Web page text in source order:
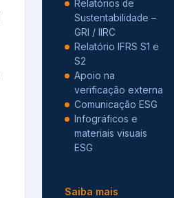
Relatórios de
Sustentabilidade –
GRI / IIRC
Relatório IFRS S1 e
S2
Apoio na
verificação externa
Comunicação ESG
Infográficos e
materiais visuais
ESG
Saiba mais